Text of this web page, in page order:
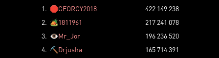
1. 🛑GEORGY2018
422 149 238
2. 🏕️1811961
217 241 078
3. 👁️Mr_Jor
196 236 520
4. ⛏️ Drjusha
165 714 391